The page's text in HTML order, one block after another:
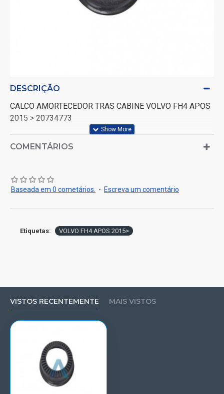
DESCRIÇÃO
CALCO AMORTECEDOR TRAS CABINE VOLVO FH4 APOS
2015 > 20734773
COMENTÁRIOS
Baseada em 0 cometários. - Escreva um comentário
Etiquetas: VOLVO FH4 APOS 2015>
VISTOS RECENTEMENTE MAIS VISTOS